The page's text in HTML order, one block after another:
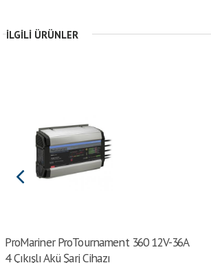
İLGILI ÜRÜNLER
ProMariner ProTournament 360 12V-36A
4 Çıkışlı Akü Şarj Cihazı